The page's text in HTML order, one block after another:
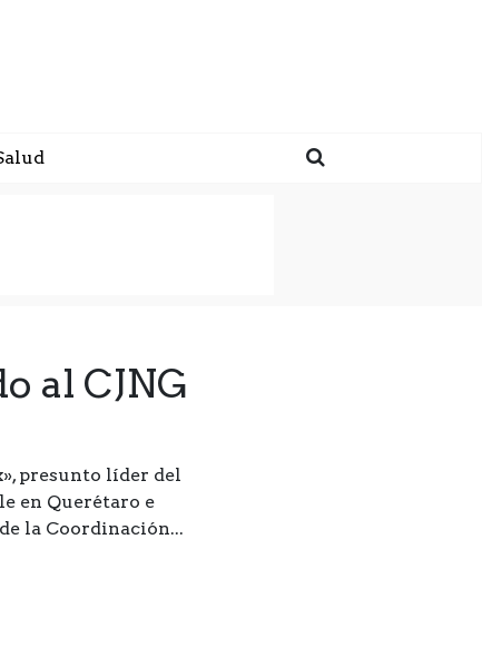
al CJNG
presunto líder del
en Querétaro e
la Coordinación...